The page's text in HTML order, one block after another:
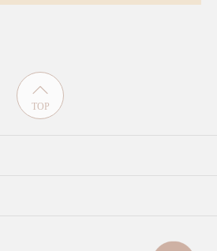
TOP